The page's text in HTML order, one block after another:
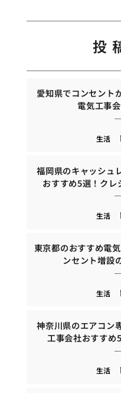
投
愛知県でコンセント
電気工事
生活
福岡県のキャッシュ
おすすめ5選！クレ
生活
東京都のおすすめ電
ンセント増設
生活
神奈川県のエアコン
工事会社おすすめ
生活